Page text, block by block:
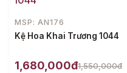
MSP: AN176
Kệ Hoa Khai Trương 1044
1,680,000đ1,550,000đ